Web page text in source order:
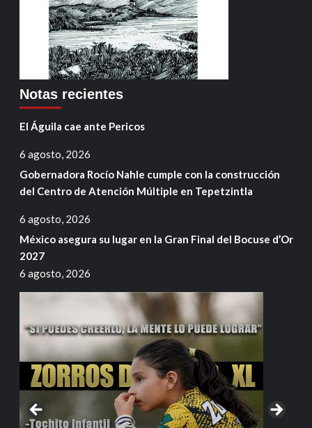
Notas recientes
El Águila cae ante Pericos
6 agosto, 2026
Gobernadora Rocío Nahle cumple con la construcción
del Centro de Atención Múltiple en Tepetzintla
6 agosto, 2026
México asegura su lugar en la Gran Final del Bocuse d’Or
2027
6 agosto, 2026